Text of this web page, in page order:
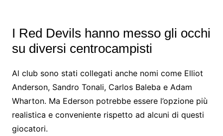
I Red Devils hanno messo gli occhi
su diversi centrocampisti
Al club sono stati collegati anche nomi come Elliot
Anderson, Sandro Tonali, Carlos Baleba e Adam
Wharton. Ma Ederson potrebbe essere l’opzione più
realistica e conveniente rispetto ad alcuni di questi
giocatori.